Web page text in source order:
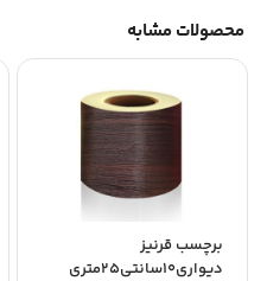
محصولات مشابه
برچسب قرنیز
دیواری10سانتی25متری